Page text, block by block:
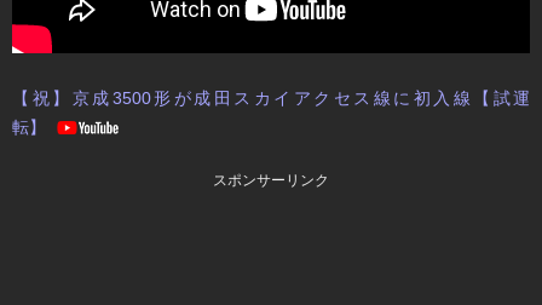
【祝】京成3500形が成田スカイアクセス線に初入線【試運
転】
スポンサーリンク